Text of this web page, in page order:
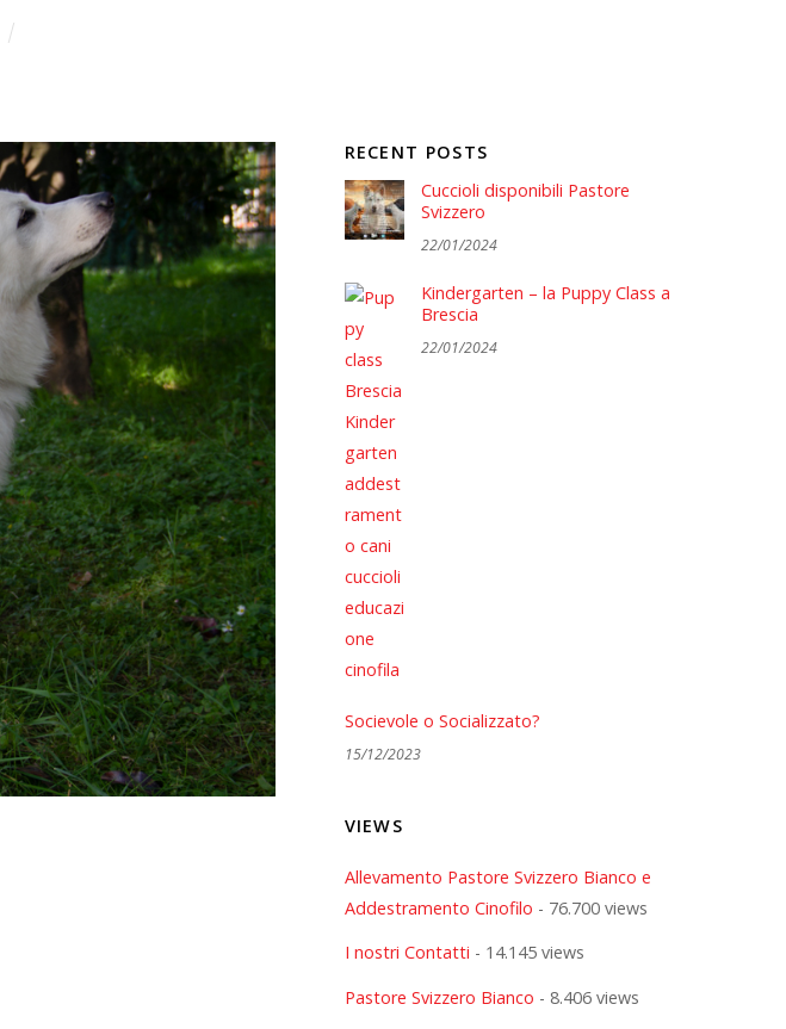
RECENT POSTS
Cuccioli disponibili Pastore
Svizzero
22/01/2024
Kindergarten – la Puppy Class a
Brescia
22/01/2024
Socievole o Socializzato?
15/12/2023
VIEWS
Allevamento Pastore Svizzero Bianco e
Addestramento Cinofilo - 76.700 views
I nostri Contatti - 14.145 views
Pastore Svizzero Bianco - 8.406 views